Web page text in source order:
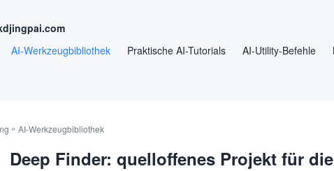
AI-Werkzeugbibliothek Praktische AI-Tutorials AI-Utility-Befehle
» AI-Werkzeugbibliothek
Deep Finder: quelloffenes Projekt für die